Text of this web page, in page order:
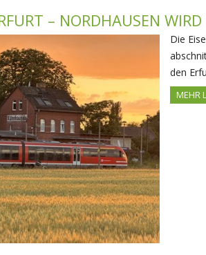
– NORDHAUSEN
Die
den
MEHR